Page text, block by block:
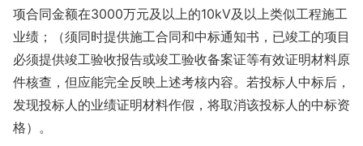
项合同金额在3000万元及以上的10kV及以上类似工程施工
业绩；（须同时提供施工合同和中标通知书，已竣工的项目
必须提供竣工验收报告或竣工验收备案证等有效证明材料原
件核查，但应能完全反映上述考核内容。若投标人中标后，
发现投标人的业绩证明材料作假，将取消该投标人的中标资
格）。